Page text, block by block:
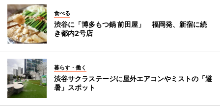
食べる
渋谷に「博多もつ鍋 前田屋」 福岡発、新宿に続
き都内2号店
暮らす・働く
渋谷サクラステージに屋外エアコンやミストの「避
暑」スポット